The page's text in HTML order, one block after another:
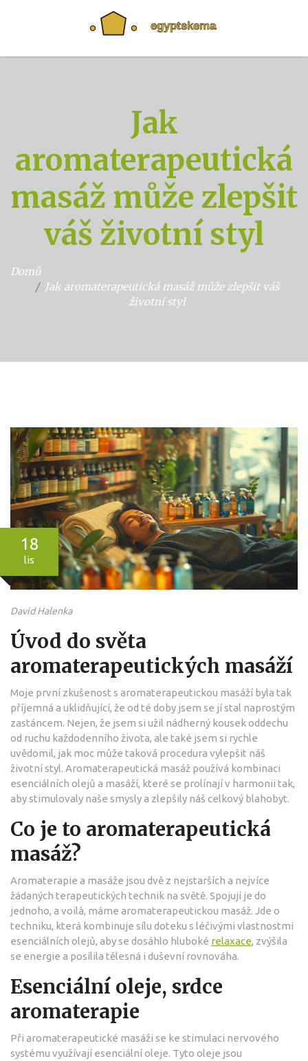
Jak
aromaterapeutická
masáž může zlepšit
váš životní styl
Domů
Jak aromaterapeutická masáž může zlepšit váš
životní styl
18
lis
David Halenka
Úvod do světa
aromaterapeutických masáží
Moje první zkušenost s aromaterapeutickou masáží byla tak
příjemná a uklidňující, že od té doby jsem se jí stal naprostým
zastáncem. Nejen, že jsem si užil nádherný kousek oddechu
od ruchu každodenního života, ale také jsem si rychle
uvědomil, jak moc může taková procedura vylepšit náš
životní styl. Aromaterapeutická masáž používá kombinaci
esenciálních olejů a masáží, které se prolínají v harmonii tak,
aby stimulovaly naše smysly a zlepšily náš celkový blahobyt.
Co je to aromaterapeutická
masáž?
Aromaterapie a masáže jsou dvě z nejstarších a nejvíce
žádaných terapeutických technik na světě. Spojují je do
jednoho, a voilà, máme aromaterapeutickou masáž. Jde o
techniku, která kombinuje sílu doteku s léčivými vlastnostmi
esenciálních olejů, aby se dosáhlo hluboké relaxace, zvýšila
se energie a posílila tělesná i duševní rovnováha.
Esenciální oleje, srdce
aromaterapie
Při aromaterapeutické masáži se ke stimulaci nervového
systému využívají esenciální oleje. Tyto oleje jsou